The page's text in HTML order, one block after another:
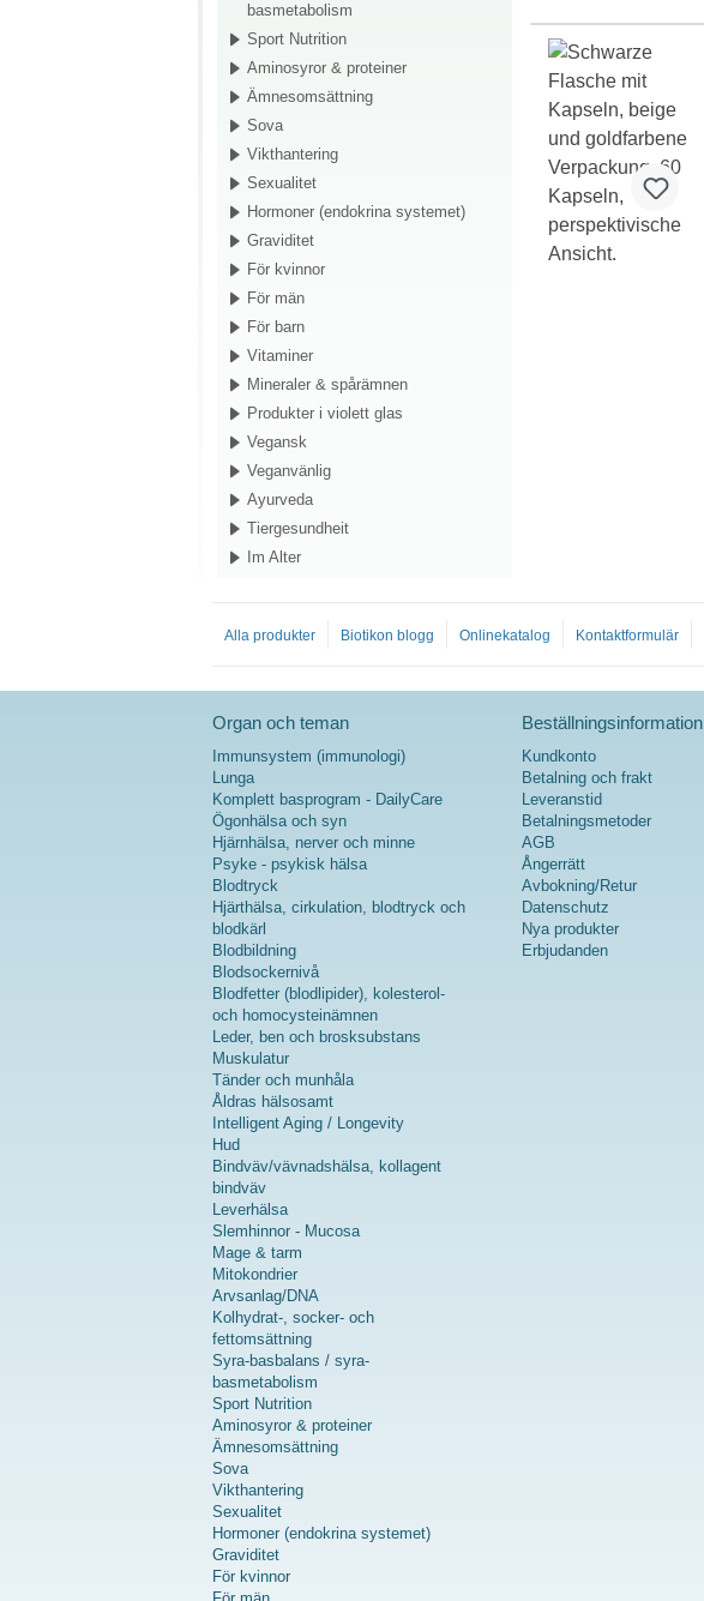
basmetabolism
Sport Nutrition
Aminosyror & proteiner
Ämnesomsättning
Sova
Vikthantering
Sexualitet
Hormoner (endokrina systemet)
Graviditet
För kvinnor
För män
För barn
Vitaminer
Mineraler & spårämnen
Produkter i violett glas
Vegansk
Veganvänlig
Ayurveda
Tiergesundheit
Im Alter
Alla produkter Biotikon blogg Onlinekatalog Kontaktformulär
Organ och teman
Immunsystem (immunologi)
Lunga
Komplett basprogram - DailyCare
Ögonhälsa och syn
Hjärnhälsa, nerver och minne
Psyke - psykisk hälsa
Blodtryck
Hjärthälsa, cirkulation, blodtryck och
blodkärl
Blodbildning
Blodsockernivå
Blodfetter (blodlipider), kolesterol-
och homocysteinämnen
Leder, ben och brosksubstans
Muskulatur
Tänder och munhåla
Åldras hälsosamt
Intelligent Aging / Longevity
Hud
Bindväv/vävnadshälsa, kollagent
bindväv
Leverhälsa
Slemhinnor - Mucosa
Mage & tarm
Mitokondrier
Arvsanlag/DNA
Kolhydrat-, socker- och
fettomsättning
Syra-basbalans / syra-
basmetabolism
Sport Nutrition
Aminosyror & proteiner
Ämnesomsättning
Sova
Vikthantering
Sexualitet
Hormoner (endokrina systemet)
Graviditet
För kvinnor
Beställningsinformation
Kundkonto
Betalning och frakt
Leveranstid
Betalningsmetoder
AGB
Ångerrätt
Avbokning/Retur
Datenschutz
Nya produkter
Erbjudanden